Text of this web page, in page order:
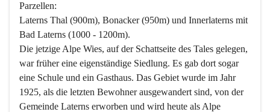
Parzellen:
Laterns Thal (900m), Bonacker (950m) und Innerlaterns mit
Bad Laterns (1000 - 1200m).
Die jetzige Alpe Wies, auf der Schattseite des Tales gelegen,
war früher eine eigenständige Siedlung. Es gab dort sogar
eine Schule und ein Gasthaus. Das Gebiet wurde im Jahr
1925, als die letzten Bewohner ausgewandert sind, von der
Gemeinde Laterns erworben und wird heute als Alpe